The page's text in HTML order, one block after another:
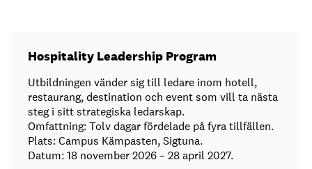
Hospitality Leadership Program
Utbildningen vänder sig till ledare inom hotell,
restaurang, destination och event som vill ta nästa
steg i sitt strategiska ledarskap.
Omfattning: Tolv dagar fördelade på fyra tillfällen.
Plats: Campus Kämpasten, Sigtuna.
Datum: 18 november 2026 – 28 april 2027.